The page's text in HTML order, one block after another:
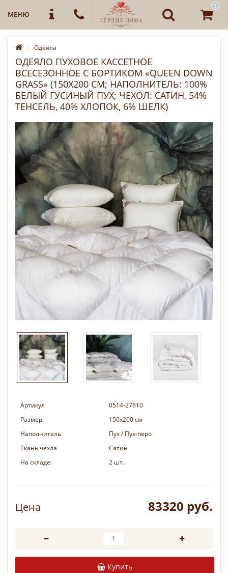
МЕНЮ
0
Одеяла
ОДЕЯЛО ПУХОВОЕ КАССЕТНОЕ
ВСЕСЕЗОННОЕ С БОРТИКОМ «QUEEN DOWN
GRASS» (150Х200 СМ; НАПОЛНИТЕЛЬ: 100%
БЕЛЫЙ ГУСИНЫЙ ПУХ; ЧЕХОЛ: САТИН, 54%
ТЕНСЕЛЬ, 40% ХЛОПОК, 6% ШЕЛК)
Артикул
0514-27610
Размер
150х200 см
Наполнитель
Пух / Пух-перо
Ткань чехла
Сатин
На складе:
2 шт.
Цена 83320 руб.
Купить